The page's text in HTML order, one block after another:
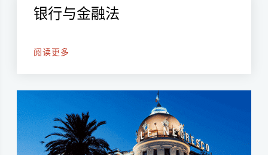
银行与金融法
阅读更多